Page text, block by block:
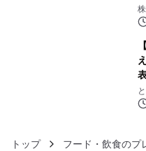
トップ フード・飲食のプ